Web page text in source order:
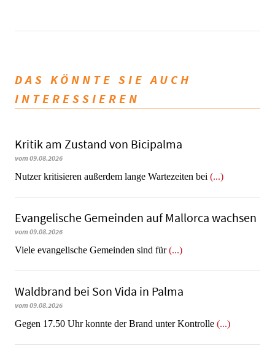
DAS KÖNNTE SIE AUCH
INTERESSIEREN
Kritik am Zustand von Bicipalma
vom 09.08.2026
Nutzer kritisieren außerdem lange Wartezeiten bei (...)
Evangelische Gemeinden auf Mallorca wachsen
vom 09.08.2026
Viele evangelische Gemeinden sind für(...)
Waldbrand bei Son Vida in Palma
vom 09.08.2026
Gegen 17.50 Uhr konnte der Brand unter Kontrolle (...)